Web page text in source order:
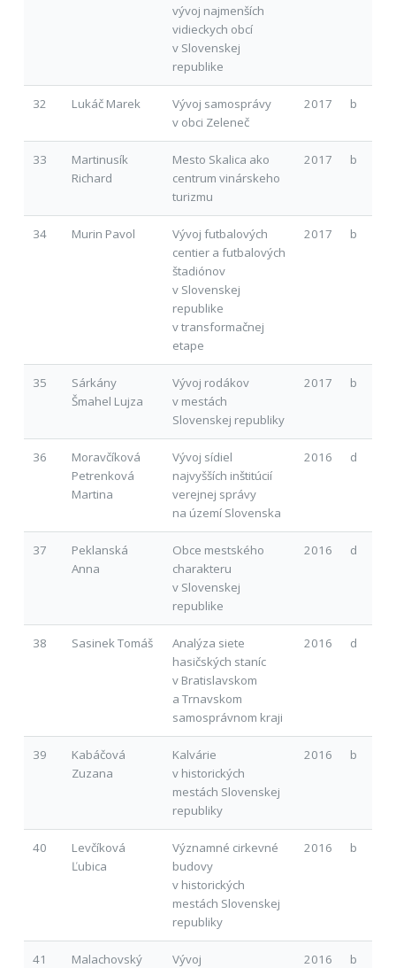
vývoj najmenších
vidieckych obcí
v Slovenskej
republike
32 Lukáč Marek
Vývoj samosprávy
v obci Zeleneč
2017 b
33
Martinusík
Richard
Mesto Skalica ako
centrum vinárskeho
turizmu
2017 b
34 Murin Pavol
Vývoj futbalových
centier a futbalových
štadiónov
v Slovenskej
republike
v transformačnej
etape
2017 b
35
Sárkány
Šmahel Lujza
Vývoj rodákov
v mestách
Slovenskej republiky
2017 b
36
Moravčíková
Petrenková
Martina
Vývoj sídiel
najvyšších inštitúcií
verejnej správy
na území Slovenska
2016 d
37
Peklanská
Anna
Obce mestského
charakteru
v Slovenskej
republike
2016 d
38 Sasinek Tomáš
Analýza siete
hasičských staníc
v Bratislavskom
a Trnavskom
samosprávnom kraji
2016 d
39
Kabáčová
Zuzana
Kalvárie
v historických
mestách Slovenskej
republiky
2016 b
40
Levčíková
Ľubica
Významné cirkevné
budovy
v historických
mestách Slovenskej
republiky
2016 b
41
Malachovský
Vývoj
2016 b